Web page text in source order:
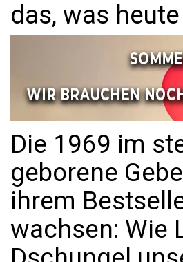
das, was
Die 1969 im
geborene
ihrem
wachsen: Wie